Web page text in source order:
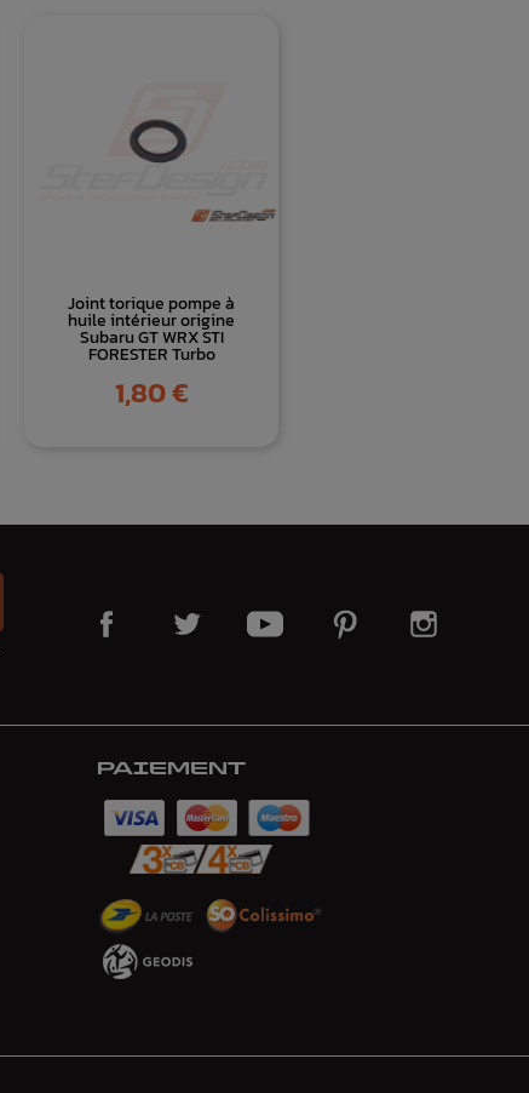
Joint torique pompe à
huile intérieur origine
Subaru GT WRX STI
FORESTER Turbo
Prix
1,80 €
PAIEMENT